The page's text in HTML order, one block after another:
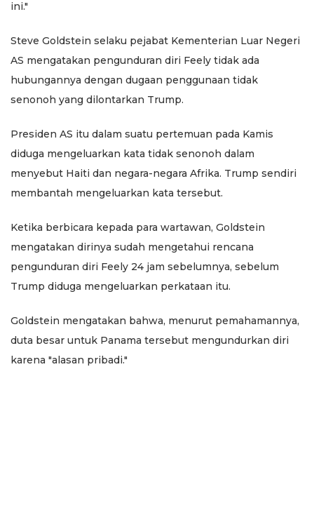
ini."
Steve Goldstein selaku pejabat Kementerian Luar Negeri
AS mengatakan pengunduran diri Feely tidak ada
hubungannya dengan dugaan penggunaan tidak
senonoh yang dilontarkan Trump.
Presiden AS itu dalam suatu pertemuan pada Kamis
diduga mengeluarkan kata tidak senonoh dalam
menyebut Haiti dan negara-negara Afrika. Trump sendiri
membantah mengeluarkan kata tersebut.
Ketika berbicara kepada para wartawan, Goldstein
mengatakan dirinya sudah mengetahui rencana
pengunduran diri Feely 24 jam sebelumnya, sebelum
Trump diduga mengeluarkan perkataan itu.
Goldstein mengatakan bahwa, menurut pemahamannya,
duta besar untuk Panama tersebut mengundurkan diri
karena "alasan pribadi."